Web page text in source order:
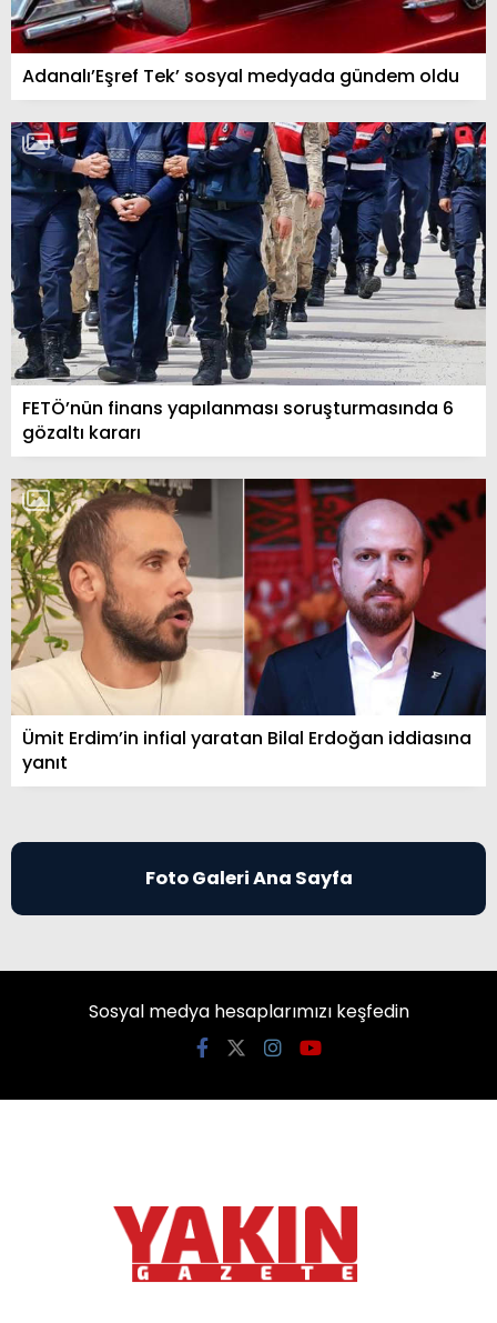
Adanalı’Eşref Tek’ sosyal medyada gündem oldu
FETÖ’nün finans yapılanması soruşturmasında 6
gözaltı kararı
Ümit Erdim’in infial yaratan Bilal Erdoğan iddiasına
yanıt
Foto Galeri Ana Sayfa
Sosyal medya hesaplarımızı keşfedin